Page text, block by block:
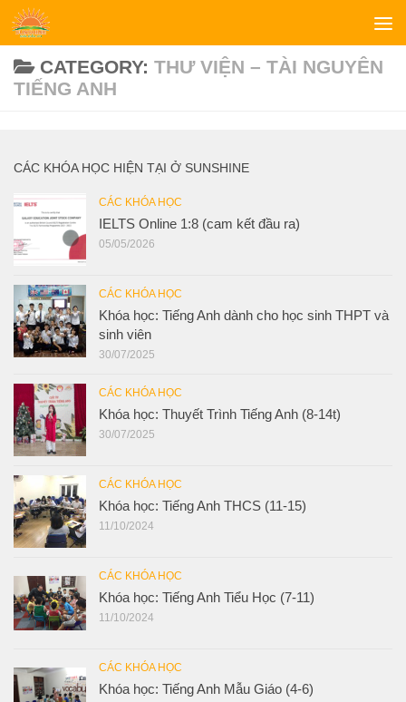
Skip to content
CATEGORY: THƯ VIỆN – TÀI NGUYÊN
TIẾNG ANH
CÁC KHÓA HỌC HIỆN TẠI Ở SUNSHINE
CÁC KHÓA HỌC
IELTS Online 1:8 (cam kết đầu ra)
05/05/2026
CÁC KHÓA HỌC
Khóa học: Tiếng Anh dành cho học sinh THPT và
sinh viên
30/07/2025
CÁC KHÓA HỌC
Khóa học: Thuyết Trình Tiếng Anh (8-14t)
30/07/2025
CÁC KHÓA HỌC
Khóa học: Tiếng Anh THCS (11-15)
11/10/2024
CÁC KHÓA HỌC
Khóa học: Tiếng Anh Tiểu Học (7-11)
11/10/2024
CÁC KHÓA HỌC
Khóa học: Tiếng Anh Mẫu Giáo (4-6)